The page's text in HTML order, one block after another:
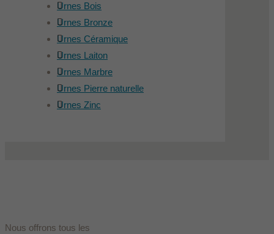
Urnes Bois
Urnes Bronze
Urnes Céramique
Urnes Laiton
Urnes Marbre
Urnes Pierre naturelle
Urnes Zinc
Nous offrons tous les